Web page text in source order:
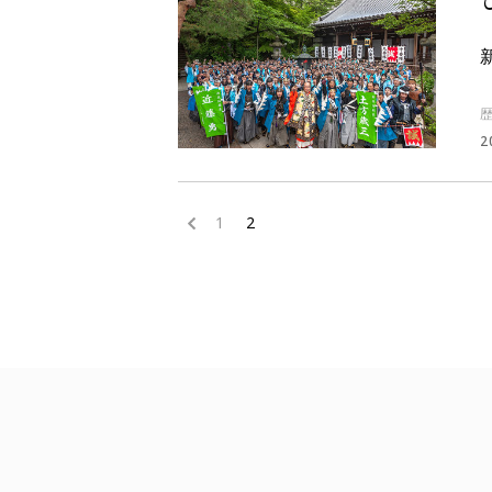
< 1 2